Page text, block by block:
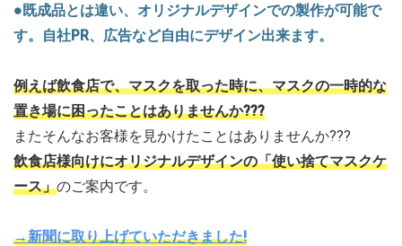
●既成品とは違い、オリジナルデザインでの製作が可能で
す。自社PR、広告など自由にデザイン出来ます。
例えば飲食店で、マスクを取った時に、マスクの一時的な
置き場に困ったことはありませんか???
またそんなお客様を見かけたことはありませんか???
飲食店様向けにオリジナルデザインの「使い捨てマスクケ
ース」のご案内です。
→新聞に取り上げていただきました!